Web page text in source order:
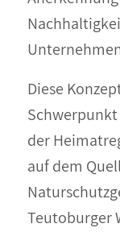
Diese
der
auf dem
Teutoburger